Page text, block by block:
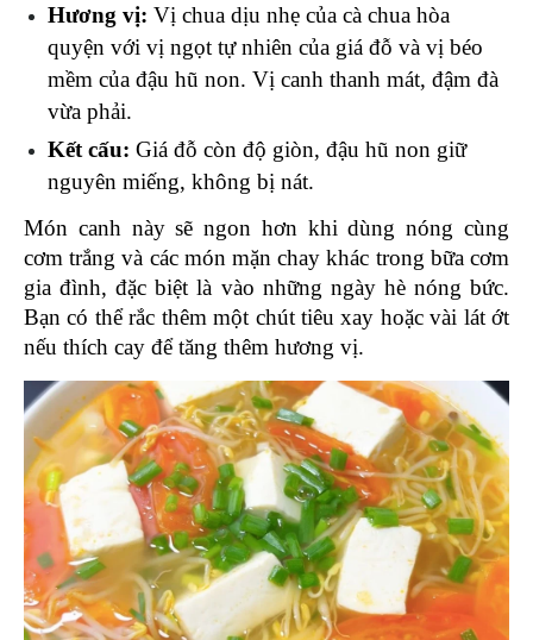
Hương vị: Vị chua dịu nhẹ của cà chua hòa
quyện với vị ngọt tự nhiên của giá đỗ và vị béo
mềm của đậu hũ non. Vị canh thanh mát, đậm đà
vừa phải.
Kết cấu: Giá đỗ còn độ giòn, đậu hũ non giữ
nguyên miếng, không bị nát.
Món canh này sẽ ngon hơn khi dùng nóng cùng
cơm trắng và các món mặn chay khác trong bữa cơm
gia đình, đặc biệt là vào những ngày hè nóng bức.
Bạn có thể rắc thêm một chút tiêu xay hoặc vài lát ớt
nếu thích cay để tăng thêm hương vị.